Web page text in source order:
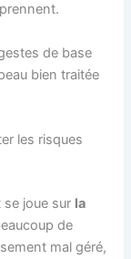
de base
bien traitée
les risques
se joue sur la
de
mal géré,